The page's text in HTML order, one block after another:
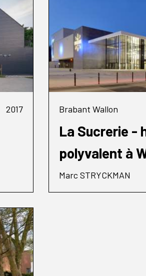
2017 Brabant Wallon
La Sucrerie -
polyvalent à
Marc STRYCKMAN